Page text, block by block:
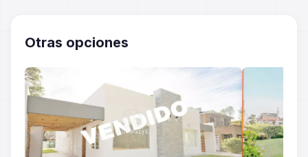
Otras opciones